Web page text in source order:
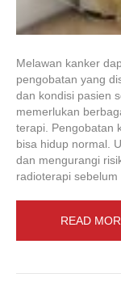
Melawan kanker
pengobatan yang
dan kondisi pasien
memerlukan
terapi. Pengobatan
bisa hidup normal.
dan mengurangi
radioterapi
READ